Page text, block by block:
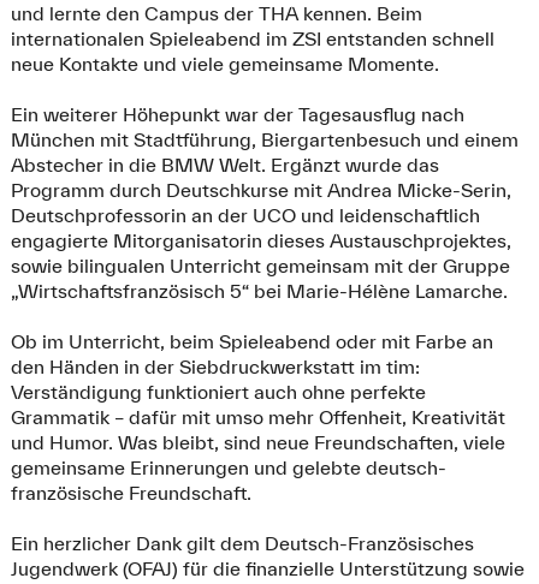
und lernte den Campus der THA kennen. Beim
internationalen Spieleabend im ZSI entstanden schnell
neue Kontakte und viele gemeinsame Momente.
Ein weiterer Höhepunkt war der Tagesausflug nach
München mit Stadtführung, Biergartenbesuch und einem
Abstecher in die BMW Welt. Ergänzt wurde das
Programm durch Deutschkurse mit Andrea Micke-Serin,
Deutschprofessorin an der UCO und leidenschaftlich
engagierte Mitorganisatorin dieses Austauschprojektes,
sowie bilingualen Unterricht gemeinsam mit der Gruppe
„Wirtschaftsfranzösisch 5“ bei Marie-Hélène Lamarche.
Ob im Unterricht, beim Spieleabend oder mit Farbe an
den Händen in der Siebdruckwerkstatt im tim:
Verständigung funktioniert auch ohne perfekte
Grammatik – dafür mit umso mehr Offenheit, Kreativität
und Humor. Was bleibt, sind neue Freundschaften, viele
gemeinsame Erinnerungen und gelebte deutsch-
französische Freundschaft.
Ein herzlicher Dank gilt dem Deutsch-Französisches
Jugendwerk (OFAJ) für die finanzielle Unterstützung sowie